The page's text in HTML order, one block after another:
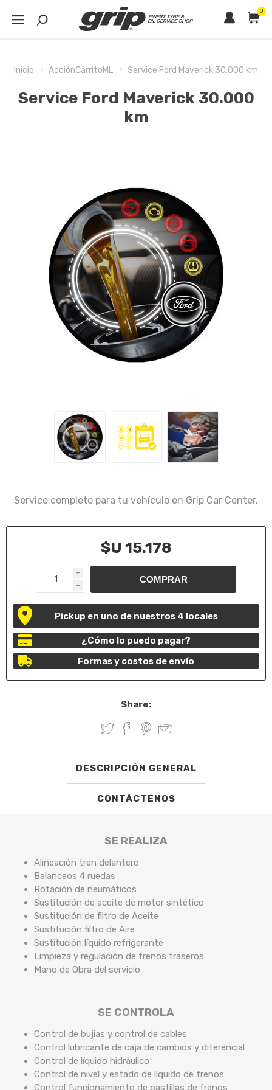
0
Inicio AcciónCarritoML Service Ford Maverick 30.000 km
Service Ford Maverick 30.000
km
Service completo para tu vehículo en Grip Car Center.
$U 15.178
i
h
Pickup en uno de nuestros 4 locales
¿Cómo lo puedo pagar?
Formas y costos de envío
Share:
DESCRIPCIÓN GENERAL
CONTÁCTENOS
SE REALIZA
Alineación tren delantero
Balanceos 4 ruedas
Rotación de neumáticos
Sustitución de aceite de motor sintético
Sustitución de filtro de Aceite
Sustitución filtro de Aire
Sustitución líquido refrigerante
Limpieza y regulación de frenos traseros
Mano de Obra del servicio
SE CONTROLA
Control de bujias y control de cables
Control lubricante de caja de cambios y diferencial
Control de líquido hidráulico
Control de nivel y estado de líquido de frenos
Control funcionamiento de pastillas de frenos